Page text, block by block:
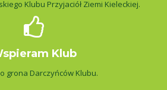
Klubu Przyjaciół Ziemi Kieleckiej.
Klub
grona Darczyńców Klubu.